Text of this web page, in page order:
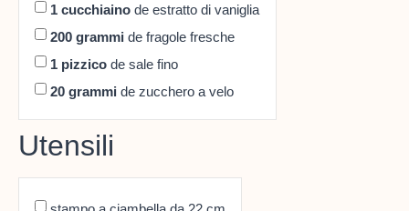
1 cucchiaino de estratto di vaniglia
200 grammi de fragole fresche
1 pizzico de sale fino
20 grammi de zucchero a velo
Utensili